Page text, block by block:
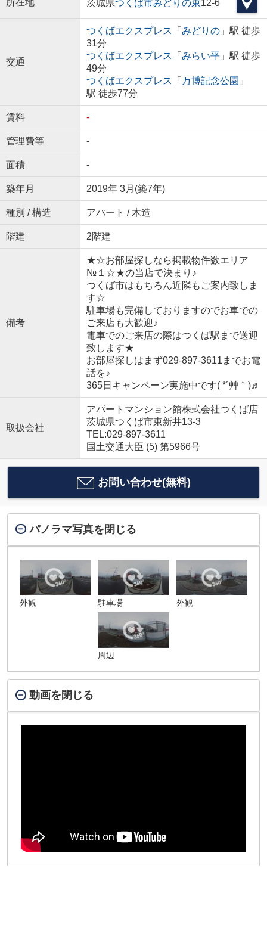
所在地 茨城県つくば市みどりの東12-6
交通
つくばエクスプレス 「 みどりの」駅 徒歩
31分
つくばエクスプレス 「 みらい平」駅 徒歩
49分
つくばエクスプレス 「 万博記念公園 」
駅 徒歩77分
賃料 -
管理費等 -
面積 -
築年月 2019年 3月(築7年)
種別 / 構造 アパート / 木造
階建 2階建
備考
★☆お部屋探しなら掲載物件数エリア
№１☆★の当店で決まり♪
つくば市はもちろん近隣もご案内致しま
す☆
駐車場も完備しておりますのでお車での
ご来店も大歓迎♪
電車でのご来店の際はつくば駅まで送迎
致します★
お部屋探しはまず029-897-3611までお電
話を♪
365日キャンペーン実施中です( *´艸｀)♬
取扱会社
アパートマンション館株式会社つくば店
茨城県つくば市東新井13-3
TEL:029-897-3611
国土交通大臣 (5) 第5966号
お問い合わせ(無料)
パノラマ写真を閉じる
外観 駐車場 外観
周辺
動画を閉じる